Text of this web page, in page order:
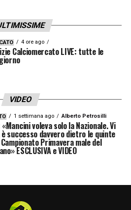
squadra. Credo che se
con questo livello
».
NOSTRE TOP NEWS
4 ore ago
Calciomercato LIVE: tutte le
VIDEO
1 settimana ago Alberto Petrosilli
voleva solo la Nazionale. Vi
è successo davvero dietro le quinte
Campionato Primavera male del
ESCLUSIVA e VIDEO